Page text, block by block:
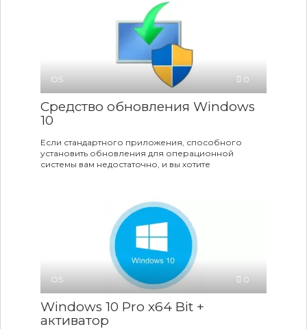
OS 0
Средство обновления Windows
10
Если стандартного приложения, способного
установить обновления для операционной
системы вам недостаточно, и вы хотите
OS 0
Windows 10 Pro x64 Bit +
активатор